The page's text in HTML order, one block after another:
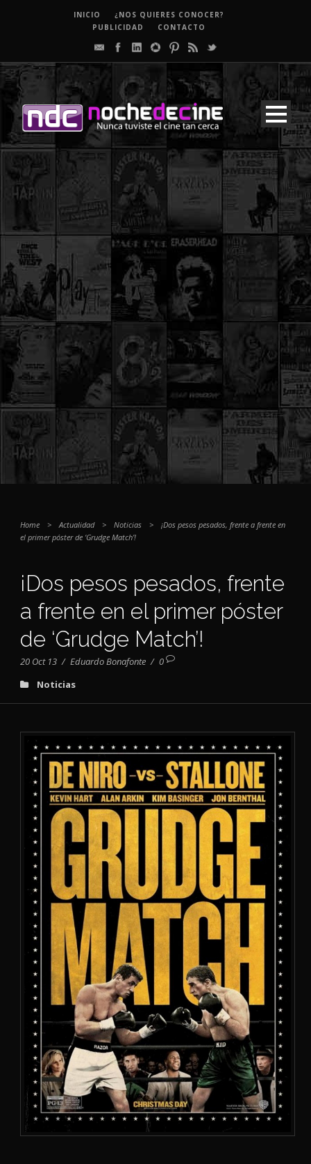
INICIO
¿NOS QUIERES CONOCER?
PUBLICIDAD
CONTACTO
Home > Actualidad > Noticias >
¡Dos pesos pesados, frente a frente en
el primer póster de ‘Grudge Match’!
¡Dos pesos pesados, frente
a frente en el primer póster
de ‘Grudge Match’!
20 Oct 13 / Eduardo Bonafonte / 0
Noticias